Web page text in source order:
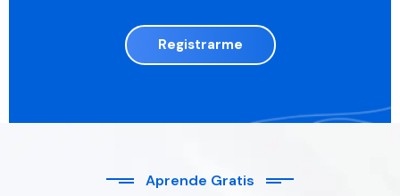
Registrarme
Aprende Gratis